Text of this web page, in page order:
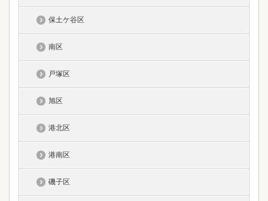
保土ケ谷区
南区
戸塚区
旭区
港北区
港南区
磯子区